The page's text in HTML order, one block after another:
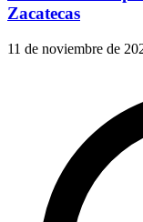
Zacatecas
11 de noviembre de